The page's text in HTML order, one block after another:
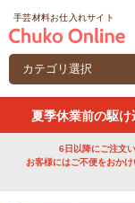
手芸材料お仕入れサイト
夏季休業前の駆け
6日以降にご注文
お客様にはご不便をおか